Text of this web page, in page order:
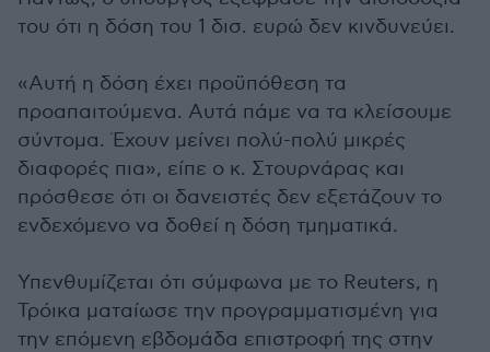
του ότι η δόση του 1 δισ. ευρώ δεν κινδυνεύει.
«Αυτή η δόση έχει προϋπόθεση τα
προαπαιτούμενα. Αυτά πάμε να τα κλείσουμε
σύντομα. Έχουν μείνει πολύ-πολύ μικρές
διαφορές πια», είπε ο κ. Στουρνάρας και
πρόσθεσε ότι οι δανειστές δεν εξετάζουν το
ενδεχόμενο να δοθεί η δόση τμηματικά.
Υπενθυμίζεται ότι σύμφωνα με το Reuters, η
Τρόικα ματαίωσε την προγραμματισμένη για
την επόμενη εβδομάδα επιστροφή της στην